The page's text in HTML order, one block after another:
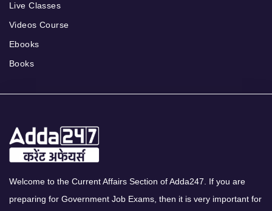
Live Classes
Videos Course
Ebooks
Books
Welcome to the Current Affairs Section of Adda247. If you are
preparing for Government Job Exams, then it is very important for